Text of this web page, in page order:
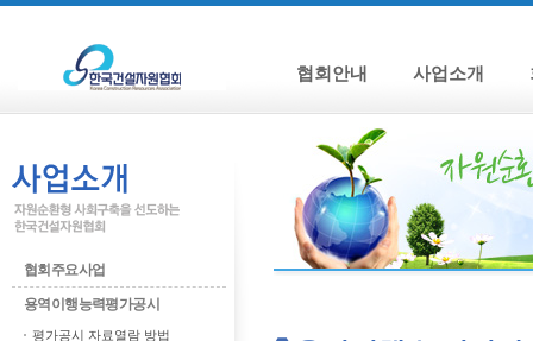
협회안내 사업소개
협회주요사업
용역이행능력평가공시
평가공시 자료열람 방법